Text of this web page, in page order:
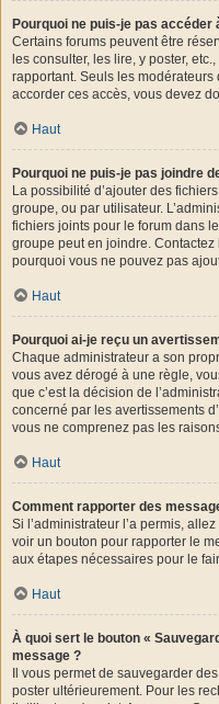
Pourquoi ne puis-je pas accéder
Certains forums peuvent être
les consulter, les lire, y poster,
rapportant. Seuls les
accorder ces accès, vous devez
Haut
Pourquoi ne puis-je pas joindre
La possibilité d’ajouter des
groupe, ou par utilisateur.
fichiers joints pour le forum dans
groupe peut en joindre. Contactez
pourquoi vous ne pouvez pas
Haut
Pourquoi ai-je reçu un
Chaque administrateur a son
vous avez dérogé à une règle,
que c’est la décision de
concerné par les avertissements
vous ne comprenez pas les
Haut
Comment rapporter des
Si l’administrateur l’a permis,
voir un bouton pour rapporter le
aux étapes nécessaires pour le
Haut
À quoi sert le bouton «
message ?
Il vous permet de sauvegarder
poster ultérieurement. Pour les